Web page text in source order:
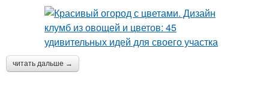
читать дальше →